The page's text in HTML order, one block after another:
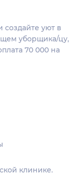
уют в
уборщика/цу,
70 000 на
клинике.